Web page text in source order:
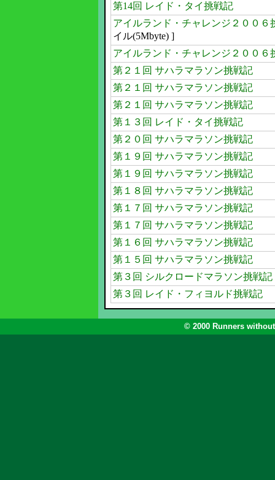
第14回 レイド・タイ挑戦記
アイルランド・チャレンジ２００６
イル(5Mbyte) ]
アイルランド・チャレンジ２００６
第２１回 サハラマラソン挑戦記
第２１回 サハラマラソン挑戦記
第２１回 サハラマラソン挑戦記
第１３回 レイド・タイ挑戦記
第２０回 サハラマラソン挑戦記
第１９回 サハラマラソン挑戦記
第１９回 サハラマラソン挑戦記
第１８回 サハラマラソン挑戦記
第１７回 サハラマラソン挑戦記
第１７回 サハラマラソン挑戦記
第１６回 サハラマラソン挑戦記
第１５回 サハラマラソン挑戦記
第３回 シルクロードマラソン挑戦記
第３回 レイド・フィヨルド挑戦記
© 2000 Runners